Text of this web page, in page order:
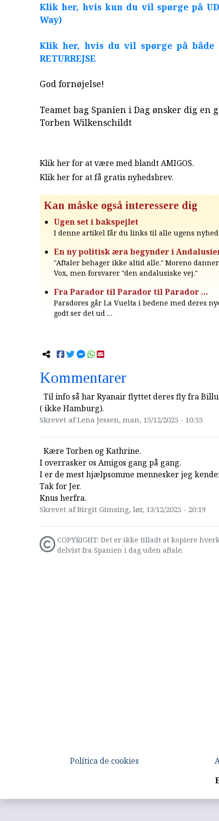
Klik her, hvis kun du vil spørge på
Way)
Klik her, hvis du vil spørge på både
RETURREJSE
God fornøjelse!
Teamet bag Spanien i Dag ønsker dig en
Torben Wilkenschildt
Klik her for at være med blandt AMIGOS.
Klik her for at få gratis nyhedsbrev.
Kan måske også interessere dig
Ugen set i bakspejlet
I denne artikel får du links til alle ugens
En ny politisk æra begynder i
″Aftaler behager ikke altid alle.″ Moreno
Vox, men forsvarer ″den andalusiske vej.″
Fra Parador til Parador til Parador …
Paradores går La Vuelta i bedene med deres
godt ser det ud …
Kommentarer
Til info så har Ryanair flyttet deres fly fra
( ikke Hamburg).
Skrevet af Lena Jessen, man, 15/12/2025 - 10:55
Kære Torben og Kathrine.
I overrasker os Amigos gang på gang.
I er de mest hjælpsomme mennesker jeg
Tak for Jer.
Knus herfra.
Skrevet af Birgit Gimsing, lør, 13/12/2025 - 20:19
COPYRIGHT: Det er ikke tilladt at kopiere
delvist fra Spanien i dag uden aftale.
Política de cookies